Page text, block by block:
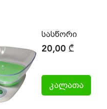
სასწორი
Price
20,00 ₾
კალათა